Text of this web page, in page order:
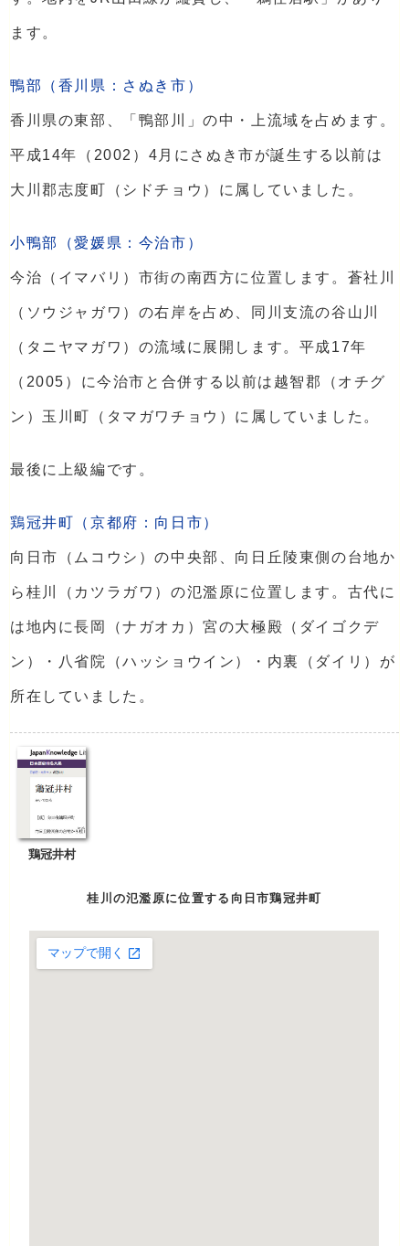
ます。
鴨部（香川県：さぬき市）
香川県の東部、「鴨部川」の中・上流域を占めます。
平成14年（2002）4月にさぬき市が誕生する以前は
大川郡志度町（シドチョウ）に属していました。
小鴨部（愛媛県：今治市）
今治（イマバリ）市街の南西方に位置します。蒼社川
（ソウジャガワ）の右岸を占め、同川支流の谷山川
（タニヤマガワ）の流域に展開します。平成17年
（2005）に今治市と合併する以前は越智郡（オチグ
ン）玉川町（タマガワチョウ）に属していました。
最後に上級編です。
鶏冠井町（京都府：向日市）
向日市（ムコウシ）の中央部、向日丘陵東側の台地か
ら桂川（カツラガワ）の氾濫原に位置します。古代に
は地内に長岡（ナガオカ）宮の大極殿（ダイゴクデ
ン）・八省院（ハッショウイン）・内裏（ダイリ）が
所在していました。
鶏冠井村
桂川の氾濫原に位置する向日市鶏冠井町